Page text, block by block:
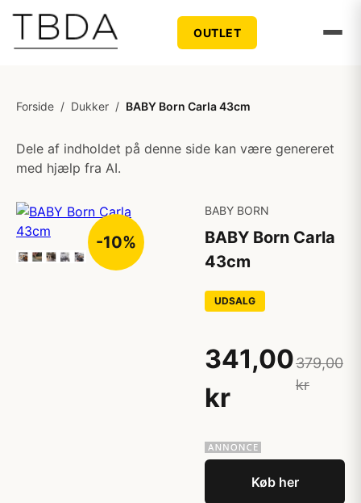
OUTLET
Forside / Dukker / BABY Born Carla 43cm
Dele af indholdet på denne side kan være genereret
med hjælp fra AI.
-10%
BABY BORN
BABY Born Carla
43cm
UDSALG
341,00
kr
379,00
kr
Køb her